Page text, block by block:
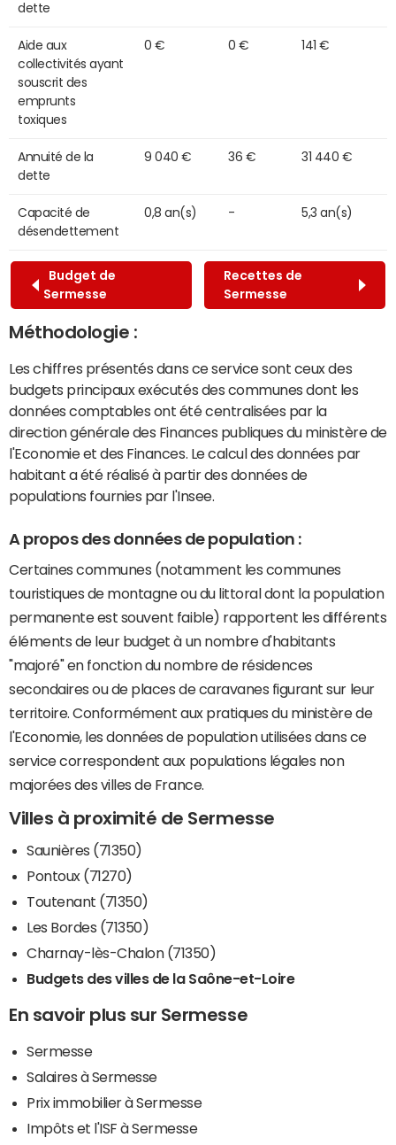
dette
Aide aux
collectivités ayant
souscrit des
emprunts
toxiques
0 € 0 € 141 €
Annuité de la
dette
9 040 € 36 € 31 440 €
Capacité de
désendettement
0,8 an(s) - 5,3 an(s)
Budget de
Sermesse
Recettes de
Sermesse
Méthodologie :
Les chiffres présentés dans ce service sont ceux des
budgets principaux exécutés des communes dont les
données comptables ont été centralisées par la
direction générale des Finances publiques du ministère de
l'Economie et des Finances. Le calcul des données par
habitant a été réalisé à partir des données de
populations fournies par l'Insee.
A propos des données de population :
Certaines communes (notamment les communes
touristiques de montagne ou du littoral dont la population
permanente est souvent faible) rapportent les différents
éléments de leur budget à un nombre d'habitants
"majoré" en fonction du nombre de résidences
secondaires ou de places de caravanes figurant sur leur
territoire. Conformément aux pratiques du ministère de
l'Economie, les données de population utilisées dans ce
service correspondent aux populations légales non
majorées des villes de France.
Villes à proximité de Sermesse
Saunières (71350)
Pontoux (71270)
Toutenant (71350)
Les Bordes (71350)
Charnay-lès-Chalon (71350)
Budgets des villes de la Saône-et-Loire
En savoir plus sur Sermesse
Sermesse
Salaires à Sermesse
Prix immobilier à Sermesse
Impôts et l'ISF à Sermesse